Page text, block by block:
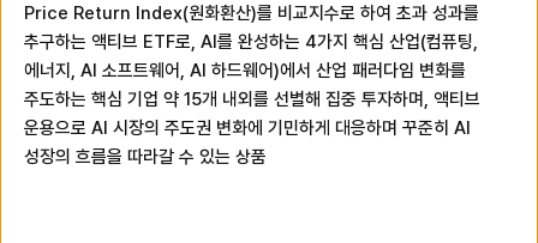
Price Return Index(원화환산)를 비교지수로 하여 초과 성과를
추구하는 액티브 ETF로, AI를 완성하는 4가지 핵심 산업(컴퓨팅,
에너지, AI 소프트웨어, AI 하드웨어)에서 산업 패러다임 변화를
주도하는 핵심 기업 약 15개 내외를 선별해 집중 투자하며, 액티브
운용으로 AI 시장의 주도권 변화에 기민하게 대응하며 꾸준히 AI
성장의 흐름을 따라갈 수 있는 상품